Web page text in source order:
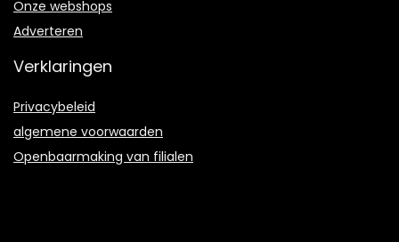
Onze webshops
Adverteren
Verklaringen
Privacybeleid
algemene voorwaarden
Openbaarmaking van filialen